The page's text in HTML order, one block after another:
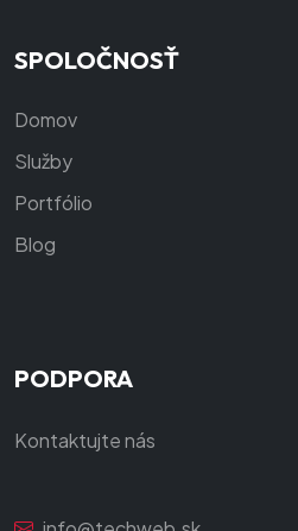
SPOLOČNOSŤ
Domov
Služby
Portfólio
Blog
PODPORA
Kontaktujte nás